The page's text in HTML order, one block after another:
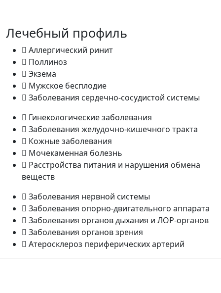
Лечебный профиль
Аллергический ринит
Поллиноз
Экзема
Мужское бесплодие
Заболевания сердечно-сосудистой системы
Гинекологические заболевания
Заболевания желудочно-кишечного тракта
Кожные заболевания
Мочекаменная болезнь
Расстройства питания и нарушения обмена
веществ
Заболевания нервной системы
Заболевания опорно-двигательного аппарата
Заболевания органов дыхания и ЛОР-органов
Заболевания органов зрения
Атеросклероз периферических артерий